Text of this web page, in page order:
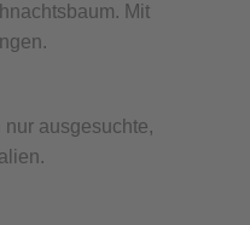
Mit
ausgesuchte,